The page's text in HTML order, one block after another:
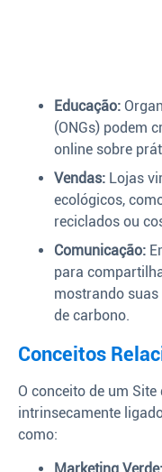
Educação:
(ONGs) podem
online sobre
Vendas: Lojas
ecológicos,
reciclados ou
Comunicação:
para
mostrando
de carbono.
Conceitos
O conceito de um
intrinsecamente
como: